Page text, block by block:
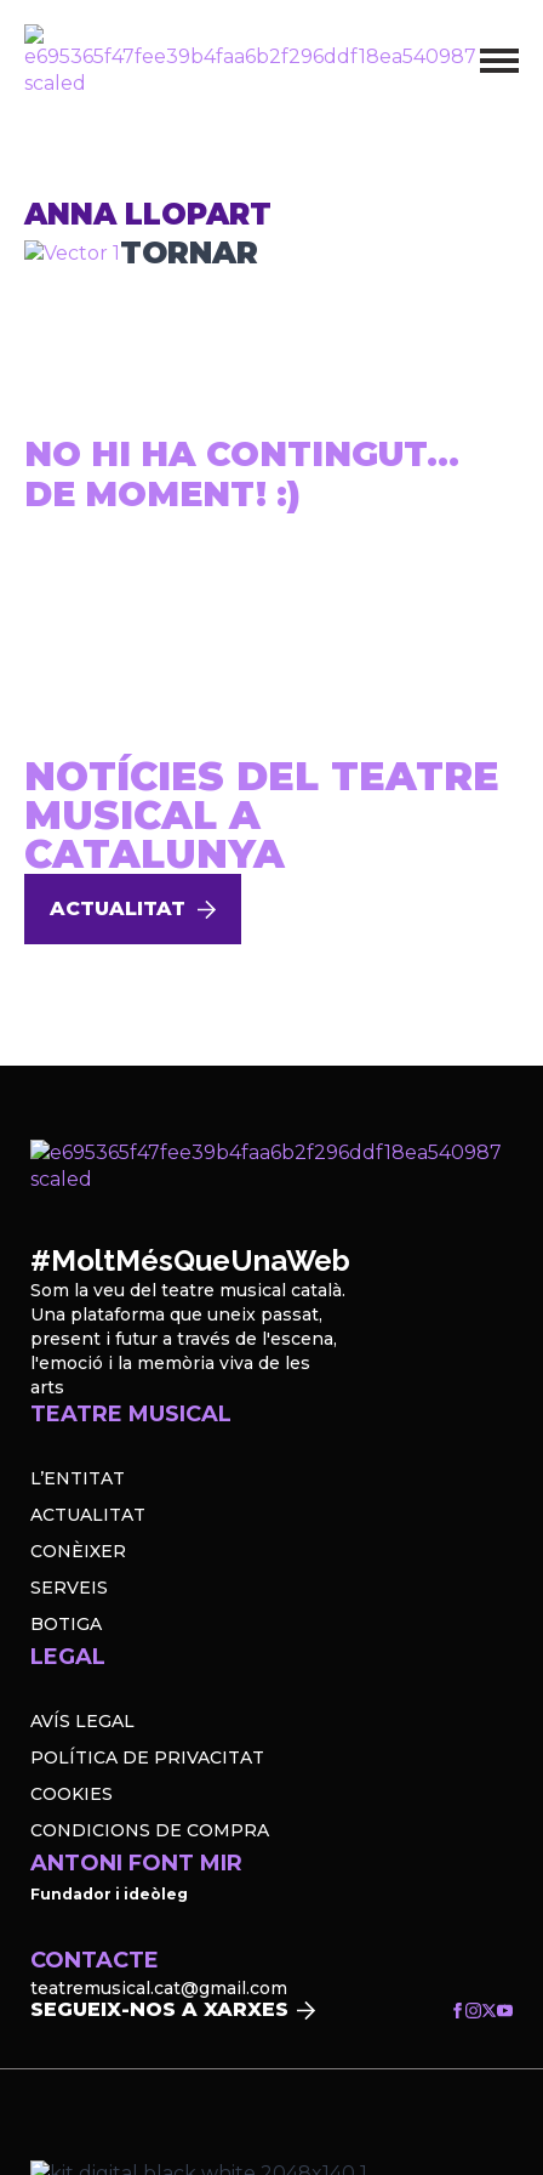
ANNA LLOPART
TORNAR
NO HI HA CONTINGUT...
DE MOMENT! :)
NOTÍCIES DEL TEATRE
MUSICAL A
CATALUNYA
ACTUALITAT
#MoltMésQueUnaWeb
Som la veu del teatre musical català.
Una plataforma que uneix passat,
present i futur a través de l'escena,
l'emoció i la memòria viva de les
arts
TEATRE MUSICAL
L’ENTITAT
ACTUALITAT
CONÈIXER
SERVEIS
BOTIGA
LEGAL
AVÍS LEGAL
POLÍTICA DE PRIVACITAT
COOKIES
CONDICIONS DE COMPRA
ANTONI FONT MIR
Fundador i ideòleg
CONTACTE
teatremusical.cat@gmail.com
SEGUEIX-NOS A XARXES